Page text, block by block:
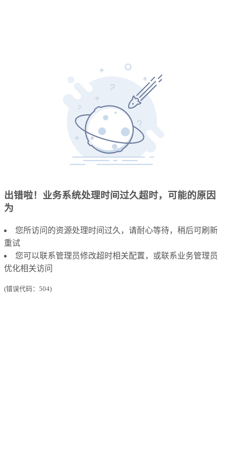
出错啦！业务系统处理时间过久超时，可能的原因
为
您所访问的资源处理时间过久，请耐心等待，稍后可刷新
重试
您可以联系管理员修改超时相关配置，或联系业务管理员
优化相关访问
(错误代码：504)